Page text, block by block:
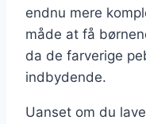
endnu mere
måde at få
da de farverige
indbydende.
Uanset om du